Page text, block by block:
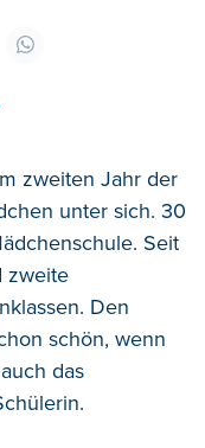
zweiten Jahr der
unter sich. 30
Seit
zweite
Den
schön, wenn
das